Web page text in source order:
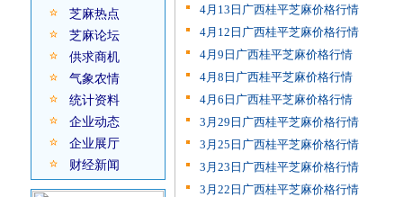
芝麻热点
芝麻论坛
供求商机
气象农情
统计资料
企业动态
企业展厅
财经新闻
4月13日广西桂平芝麻价格行情
4月12日广西桂平芝麻价格行情
4月9日广西桂平芝麻价格行情
4月8日广西桂平芝麻价格行情
4月6日广西桂平芝麻价格行情
3月29日广西桂平芝麻价格行情
3月25日广西桂平芝麻价格行情
3月23日广西桂平芝麻价格行情
3月22日广西桂平芝麻价格行情